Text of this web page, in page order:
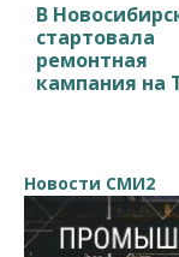
В
стартовала
ремонтная
кампания на
Новости СМИ2